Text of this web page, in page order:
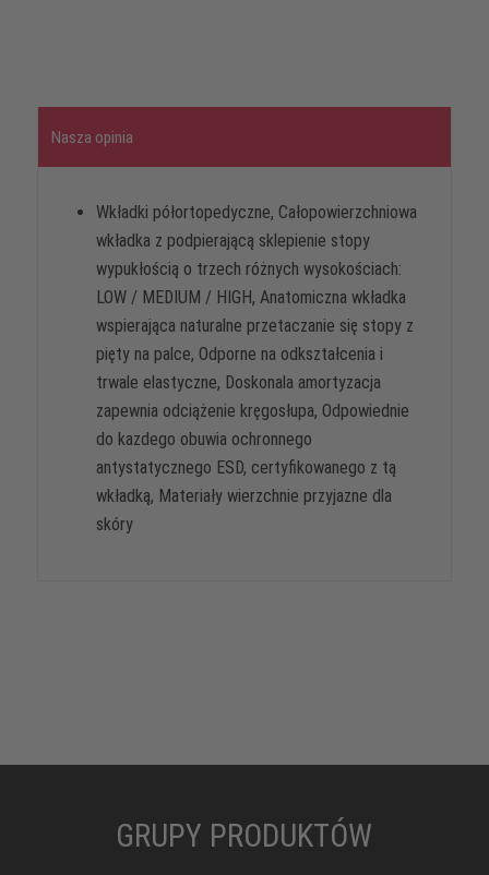
Nasza opinia
Wkładki półortopedyczne, Całopowierzchniowa
wkładka z podpierającą sklepienie stopy
wypukłością o trzech różnych wysokościach:
LOW / MEDIUM / HIGH, Anatomiczna wkładka
wspierająca naturalne przetaczanie się stopy z
pięty na palce, Odporne na odkształcenia i
trwale elastyczne, Doskonala amortyzacja
zapewnia odciążenie kręgosłupa, Odpowiednie
do kazdego obuwia ochronnego
antystatycznego ESD, certyfikowanego z tą
wkładką, Materiały wierzchnie przyjazne dla
skóry
GRUPY PRODUKTÓW